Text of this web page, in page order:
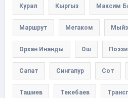
Курал Кыргыз Максим
Маршрут Мегаком
Орхан Инанды Ош
Сапат Сингапур Сот
Ташиев Текебаев